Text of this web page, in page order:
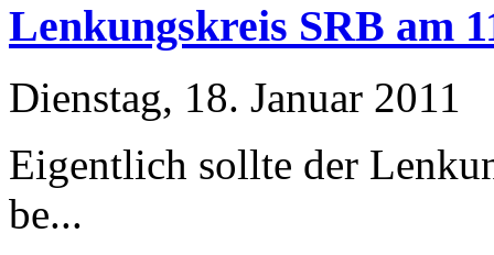
Lenkungskreis SRB am
Dienstag, 18. Januar 2011
Eigentlich sollte der
be...